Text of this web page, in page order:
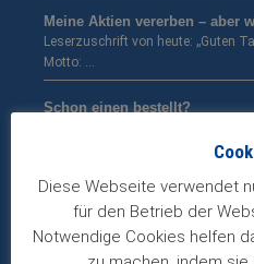
Meine Aktien vererben – aber
Leserzuschrift von heute: „Guten
Motto: …
Schon einen bestellt?
Hannover!
Mittwoch 4.11.2026: *
Abendveranstaltung um 19 …
Diese Webseite verwendet
für den Betrieb der
Notwendige Cookies helfen